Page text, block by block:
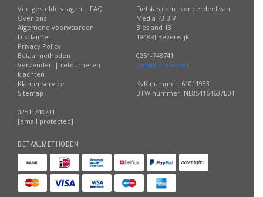
Veelgestelde vragen | FAQ
Over ons
Algemene voorwaarden
Disclaimer
Privacy Policy
Betaalmethoden
Verzenden | retourneren |
klachten
Klantenservice
Sitemap
0251-748741
[email protected]
Fietstas.com is onderdeel van
Media 73 B.V.
Biesland 13
1948RJ Beverwijk
0251-748741
[email protected]
KvK nummer: 61011983
BTW nummer: NL854164637B01
BETAALMETHODEN